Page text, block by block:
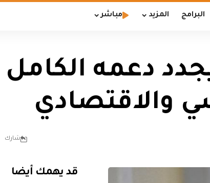
البرامج المزيد مباشر
دعمه الكامل
والاقتصادي
شارك
قد يهمك أيضا